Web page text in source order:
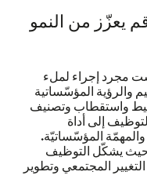
يعزّز من النمو
مجرد إجراء لملء
والرؤية المؤسّساتية
واستقطاب وتصنيف
إلى أداة
والمهمّة المؤسّساتيّة.
حيث يشكّل التوظيف
المجتمعي وتطوير